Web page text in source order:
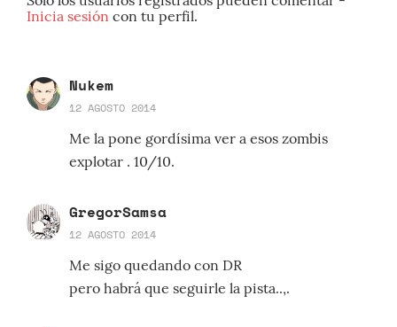
Inicia sesión con tu perfil.
Nukem
12 AGOSTO 2014
Me la pone gordísima ver a esos zombis
explotar . 10/10.
GregorSamsa
12 AGOSTO 2014
Me sigo quedando con DR
pero habrá que seguirle la pista..,.